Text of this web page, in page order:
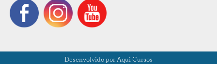
Desenvolvido por Aqui Cursos